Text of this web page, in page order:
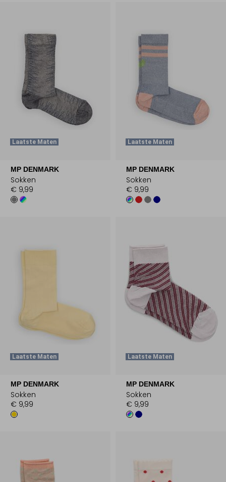
Laatste Maten
MP DENMARK
Sokken
€ 9,99
Laatste Maten
MP DENMARK
Sokken
€ 9,99
Laatste Maten
MP DENMARK
Sokken
€ 9,99
Laatste Maten
MP DENMARK
Sokken
€ 9,99